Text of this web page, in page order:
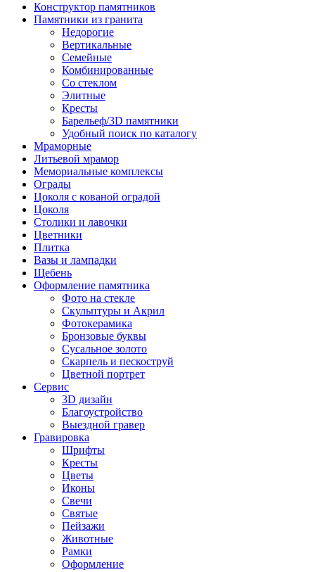
Конструктор памятников
Памятники из гранита
Недорогие
Вертикальные
Семейные
Комбинированные
Со стеклом
Элитные
Кресты
Барельеф/3D памятники
Удобный поиск по каталогу
Мраморные
Литьевой мрамор
Мемориальные комплексы
Ограды
Цоколя с кованой оградой
Цоколя
Столики и лавочки
Цветники
Плитка
Вазы и лампадки
Щебень
Оформление памятника
Фото на стекле
Скульптуры и Акрил
Фотокерамика
Бронзовые буквы
Сусальное золото
Скарпель и пескоструй
Цветной портрет
Сервис
3D дизайн
Благоустройство
Выездной гравер
Гравировка
Шрифты
Кресты
Цветы
Иконы
Свечи
Святые
Пейзажи
Животные
Рамки
Оформление